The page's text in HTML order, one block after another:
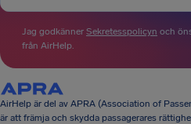
Jag godkänner Sekretesspolicyn och
från AirHelp.
AirHelp är del av APRA (Association of
är att främja och skydda passagerares